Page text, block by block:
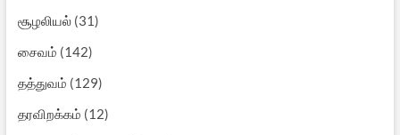
சூழலியல்(31)
சைவம் (142)
தத்துவம் (129)
தரவிறக்கம் (12)